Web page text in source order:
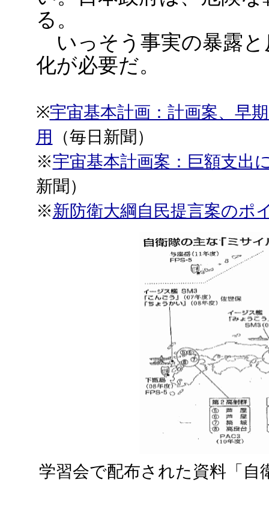
る。
いっそう事実の暴露と
化が必要だ。
※宇宙基本計画：計画案、早
用
（毎日新聞）
※宇宙基本計画案：巨額支
新聞）
※新防衛大綱自民提言案のポ
学習会で配布された資料「自